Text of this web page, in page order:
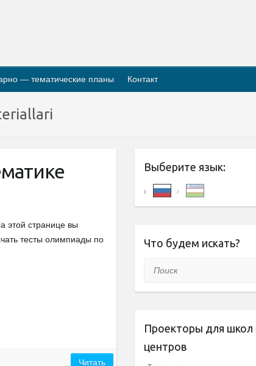
— тематические планы Контакт
этой странице вы
тесты олимпиады по
Читать
Выберите язык:
Что будем искать?
Поиск
Проекторы для школ
центров